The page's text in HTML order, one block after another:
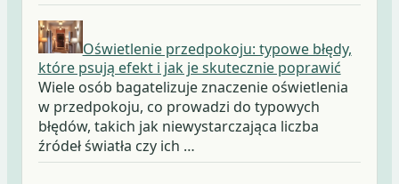
Oświetlenie przedpokoju: typowe błędy,
które psują efekt i jak je skutecznie poprawić
Wiele osób bagatelizuje znaczenie oświetlenia
w przedpokoju, co prowadzi do typowych
błędów, takich jak niewystarczająca liczba
źródeł światła czy ich …